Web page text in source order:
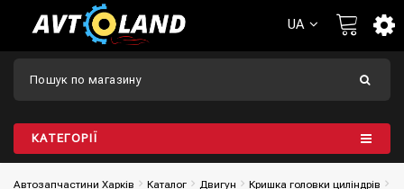
UA
КАТЕГОРІЇ
Автозапчастини Харків Каталог Двигун Кришка головки циліндрів